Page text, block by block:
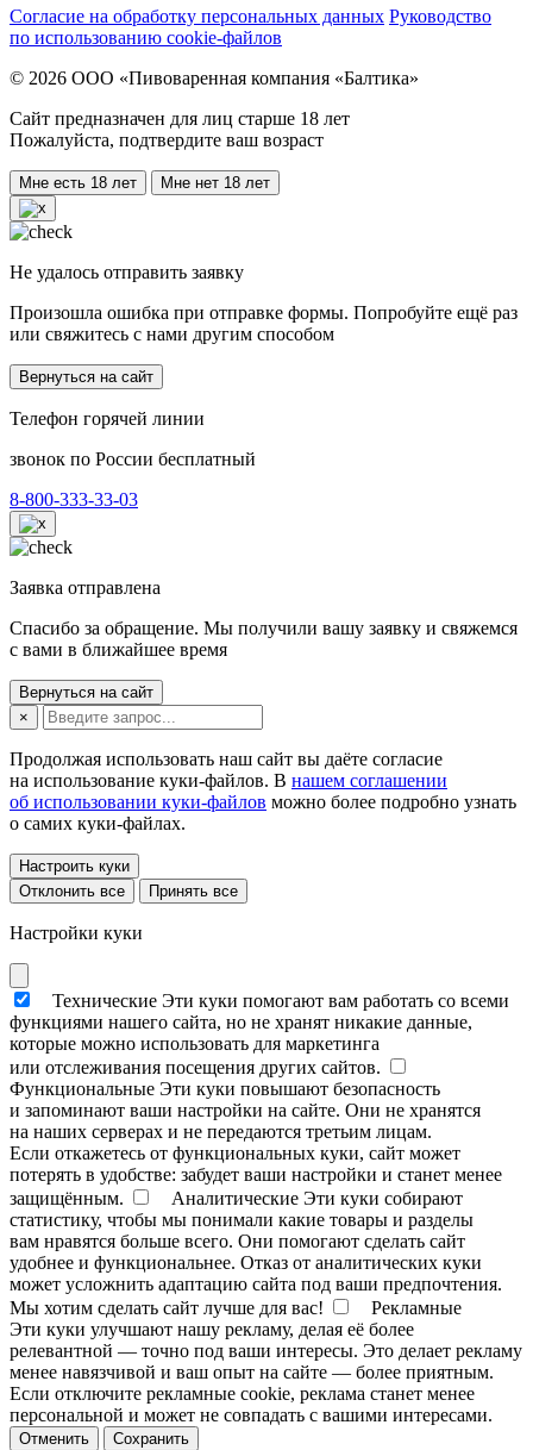
Согласие на обработку персональных данных Руководство
по использованию cookie-файлов
© 2026 ООО «Пивоваренная компания «Балтика»
Сайт предназначен для лиц старше 18 лет
Пожалуйста, подтвердите ваш возраст
Мне есть 18 лет Мне нет 18 лет
Не удалось отправить заявку
Произошла ошибка при отправке формы. Попробуйте ещё раз
или свяжитесь с нами другим способом
Вернуться на сайт
Телефон горячей линии
звонок по России бесплатный
8-800-333-33-03
Заявка отправлена
Спасибо за обращение. Мы получили вашу заявку и свяжемся
с вами в ближайшее время
Вернуться на сайт
×
Продолжая использовать наш сайт вы даёте согласие
на использование куки-файлов. В нашем соглашении
об использовании куки-файлов можно более подробно узнать
о самих куки-файлах.
Настроить куки
Отклонить все
Принять все
Настройки куки
Технические Эти куки помогают вам работать со всеми
функциями нашего сайта, но не хранят никакие данные,
которые можно использовать для маркетинга
или отслеживания посещения других сайтов.
Функциональные Эти куки повышают безопасность
и запоминают ваши настройки на сайте. Они не хранятся
на наших серверах и не передаются третьим лицам.
Если откажетесь от функциональных куки, сайт может
потерять в удобстве: забудет ваши настройки и станет менее
защищённым.
Аналитические Эти куки собирают
статистику, чтобы мы понимали какие товары и разделы
вам нравятся больше всего. Они помогают сделать сайт
удобнее и функциональнее. Отказ от аналитических куки
может усложнить адаптацию сайта под ваши предпочтения.
Мы хотим сделать сайт лучше для вас!
Рекламные
Эти куки улучшают нашу рекламу, делая её более
релевантной — точно под ваши интересы. Это делает рекламу
менее навязчивой и ваш опыт на сайте — более приятным.
Если отключите рекламные cookie, реклама станет менее
персональной и может не совпадать с вашими интересами.
Отменить Сохранить